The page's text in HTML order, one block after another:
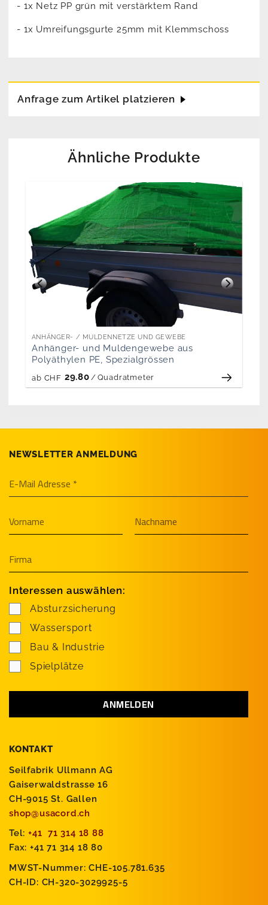
- 1x Netz PP grün mit verstärktem Rand
- 1x Umreifungsgurte 25mm mit Klemmschoss
Anfrage zum Artikel platzieren
Ähnliche Produkte
ANHÄNGER- / MULDENNETZE UND GEWEBE
Anhänger- und Muldengewebe aus
Polyäthylen PE, Spezialgrössen
ab CHF 29.80 / Quadratmeter
KONTAKT
Seilfabrik Ullmann AG
Gaiserwaldstrasse 16
CH-9015 St. Gallen
shop@usacord.ch
Tel: +41 71 314 18 88
Fax: +41 71 314 18 80
MWST-Nummer: CHE-105.781.635
CH-ID: CH-320-3029925-5
NEWSLETTER ANMELDUNG
Interessen auswählen:
Absturzsicherung
Wassersport
Bau & Industrie
Spielplätze